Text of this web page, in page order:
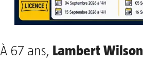
À 67 ans, Lambert Wilson